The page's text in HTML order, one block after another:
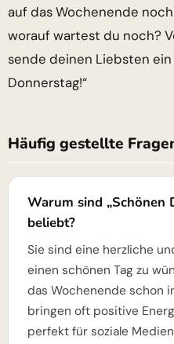
auf das Wochenende
worauf wartest du noch?
sende deinen Liebsten
Donnerstag!“
Häufig gestellte
Warum sind „Schönen
beliebt?
Sie sind eine herzliche
einen schönen Tag zu
das Wochenende schon
bringen oft positive
perfekt für soziale